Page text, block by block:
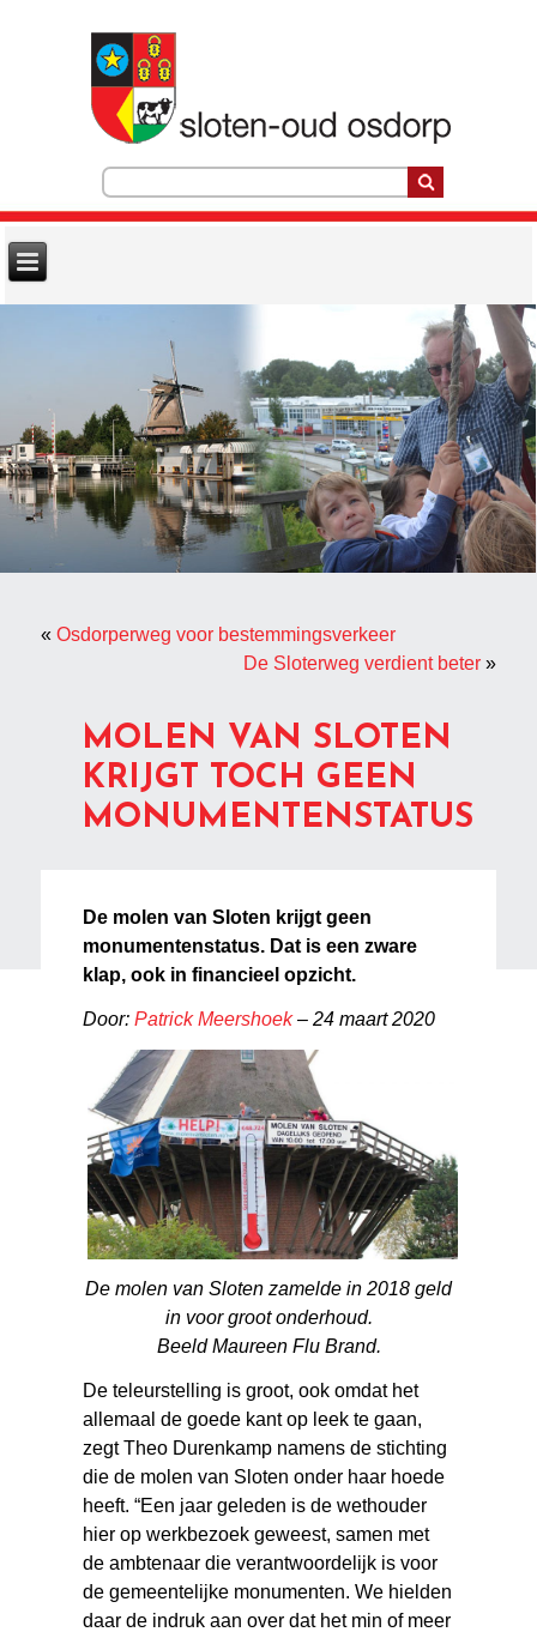
«Osdorperweg voor bestemmingsverkeer
De Sloterweg verdient beter»
MOLEN VAN SLOTEN
KRIJGT TOCH GEEN
MONUMENTENSTATUS
De molen van Sloten krijgt geen
monumentenstatus. Dat is een zware
klap, ook in financieel opzicht.
Door:Patrick Meershoek– 24 maart 2020
De molen van Sloten zamelde in 2018 geld
in voor groot onderhoud.
Beeld Maureen Flu Brand.
De teleurstelling is groot, ook omdat het
allemaal de goede kant op leek te gaan,
zegt Theo Durenkamp namens de stichting
die de molen van Sloten onder haar hoede
heeft. “Een jaar geleden is de wethouder
hier op werkbezoek geweest, samen met
de ambtenaar die verantwoordelijk is voor
de gemeentelijke monumenten. We hielden
daar de indruk aan over dat het min of meer